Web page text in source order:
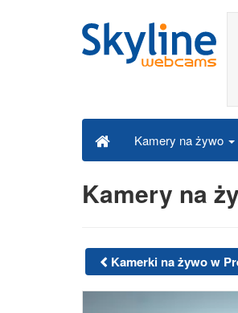
Kamery na żywo
Kamery na
Kamerki na żywo w